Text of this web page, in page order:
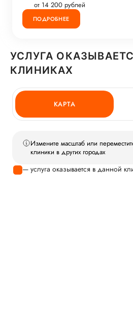
от 14 200 рублей
ПОДРОБНЕЕ
УСЛУГА
КЛИНИКАХ
КАРТА
Измените масштаб или
клиники в других городах
— услуга оказывается в данной